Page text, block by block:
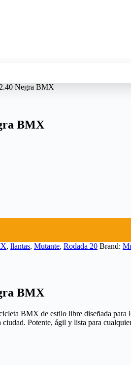
Negra BMX
BMX
, llantas, Mutante, Rodada 20 Brand:
BMX
BMX de estilo libre diseñada para
Potente, ágil y lista para